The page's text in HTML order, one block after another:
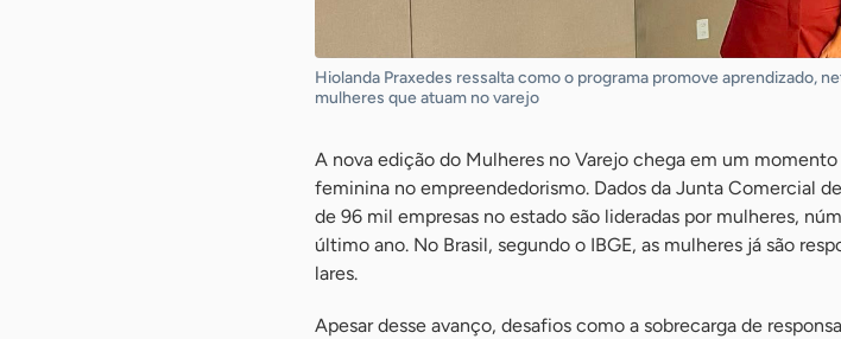
Hiolanda Praxedes ressalta como o programa promove aprendizado,
mulheres que atuam no varejo
A nova edição do Mulheres no Varejo chega em um
feminina no empreendedorismo. Dados da Junta Comercial
de 96 mil empresas no estado são lideradas por mulheres,
último ano. No Brasil, segundo o IBGE, as mulheres já são
lares.
Apesar desse avanço, desafios como a sobrecarga de